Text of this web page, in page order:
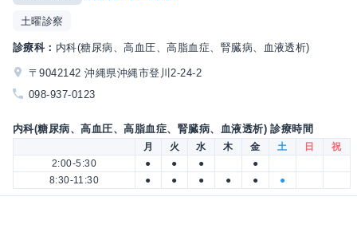
土曜診察
診療科： 内科(糖尿病、高血圧、高脂血症、腎臓病、血液透析)
〒9042142 沖縄県沖縄市登川2-24-2
098-937-0123
内科(糖尿病、高血圧、高脂血症、腎臓病、血液透析) 診療時間
月 火 水 木 金 土 日
祝
2:00-5:30
● ● ●
●
8:30-11:30
● ● ● ● ● ●